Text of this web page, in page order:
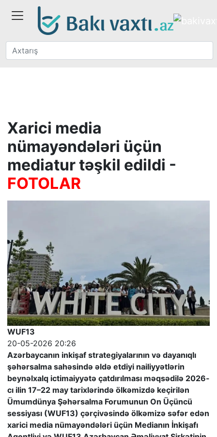
Xarici media
nümayəndələri üçün
mediatur təşkil edildi -
FOTOLAR
WUF13
20-05-2026 20:26
Azərbaycanın inkişaf strategiyalarının və dayanıqlı
şəhərsalma sahəsində əldə etdiyi nailiyyətlərin
beynəlxalq ictimaiyyətə çatdırılması məqsədilə 2026-
cı ilin 17–22 may tarixlərində ölkəmizdə keçirilən
Ümumdünya Şəhərsalma Forumunun On Üçüncü
sessiyası (WUF13) çərçivəsində ölkəmizə səfər edən
xarici media nümayəndələri üçün Medianın İnkişafı